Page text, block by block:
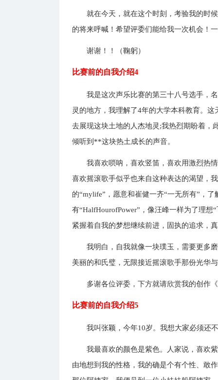
就在今天，就在这个时刻，考验我的时
的将来呼喊！希望评委们能给我一次机会！
谢谢！！（鞠躬）
比赛前的自我介绍4
我是这次声乐比赛的第三十八号选手，
灵的地方，我理解了4年的大学本科教育。
去展现这块土地的人杰地灵;我热烈期盼着，
倾听到**这块热土成长的声音。
我喜欢唢呐，喜欢竖笛，喜欢用激烈热
喜欢摇滚歌手似乎也来自这种表达的渴望，
的“mylife”，愿意和崔健一齐“一无所有”，
有“HalfHourofPower”，像汪峰一样为了理
紧握着自我的梦想继续前进，固执的追求，
我明白，自我就像一块璞玉，需要更多
美丽的和氏璧，无限接近摇滚歌手那份光华
多谢各位评委，下方就请欣赏我的创作
比赛前的自我介绍5
我叫张颖，今年10岁。我想大家必须还
我最喜欢的颜色是紫色。人家说，喜欢
由地想到我的性格，我的确是个有个性、敢